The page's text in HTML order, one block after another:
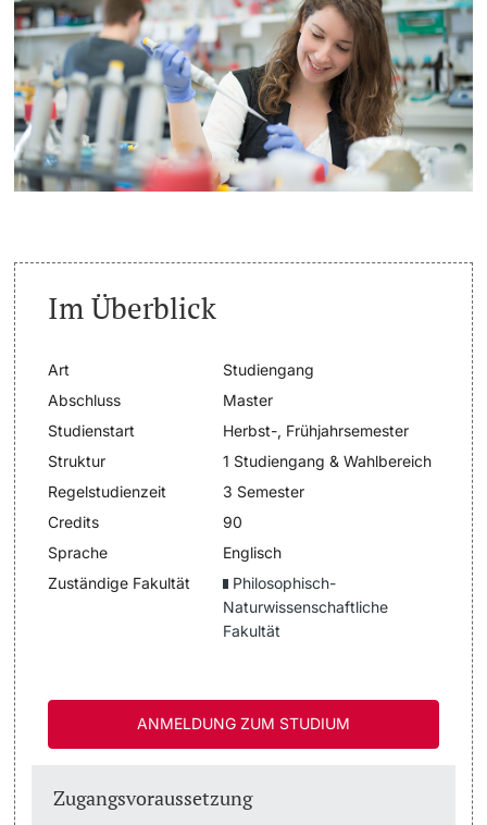
Doktorierende
Fördernde & Alumni
weitere Informationen
Dozierende
Termine & Fristen
Informationen, Veranstaltungen & Schnuppern
Studienberatung
Fünf Gründe, in Basel zu studieren
Im Studium
Vorlesungsverzeichnis
Belegen
Rückmelden
Termine & Fristen
Dokumente und Verifikation
Mobilität
Campus Credits
Campus Stories
Weiterbildung
Universität
Im Überblick
Art
Studiengang
Abschluss
Master
Studienstart
Herbst-, Frühjahrsemester
Struktur
1 Studiengang & Wahlbereich
Regelstudienzeit
3 Semester
Credits
90
Sprache
Englisch
Zuständige Fakultät
Philosophisch-
Naturwissenschaftliche
Fakultät
ANMELDUNG ZUM STUDIUM
Zugangsvoraussetzung